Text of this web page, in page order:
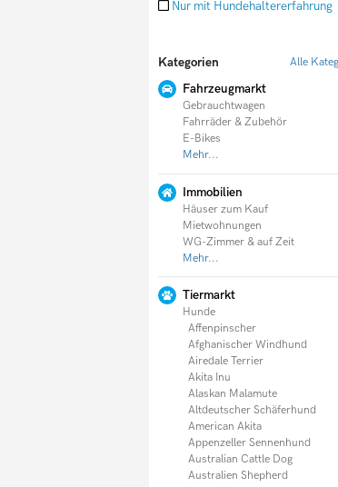
Doodle
English Setter
Entlebucher Sennenhund
Fila Brasileiro
Flat Coated Retriever
Foxterrier
Französische Bulldogge
Germanischer Bärenhund
Goldendoodle
Golden Retriever
Gordon Setter
Greyhound
Groenendael
Holländischer Schäferhund
Hovawart
Irischer Wolfshund
Irish Setter
Irish Soft Coated Wheaten Terrier
Irish Terrier
Italienisches Windspiel
Jack Russel Terrier
Kangal
Kaukasischer Owtscharka
Kleiner Münsterländer
Nur mit Hundehaltererfahrung
Kategorien Alle
Fahrzeugmarkt
Gebrauchtwagen
Fahrräder & Zubehör
E-Bikes
Mehr...
Immobilien
Häuser zum Kauf
Mietwohnungen
WG-Zimmer & auf Zeit
Mehr...
Tiermarkt
Hunde
Affenpinscher
Afghanischer Windhund
Airedale Terrier
Akita Inu
Alaskan Malamute
Altdeutscher Schäferhund
American Akita
Appenzeller Sennenhund
Australian Cattle Dog
Australien Shepherd